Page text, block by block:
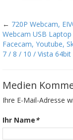
← 720P Webcam,
Webcam USB
Facecam, Youtube,
7 / 8 / 10 / Vista 64bit
Medien
Ihre E-Mail-Adresse
Ihr Name*